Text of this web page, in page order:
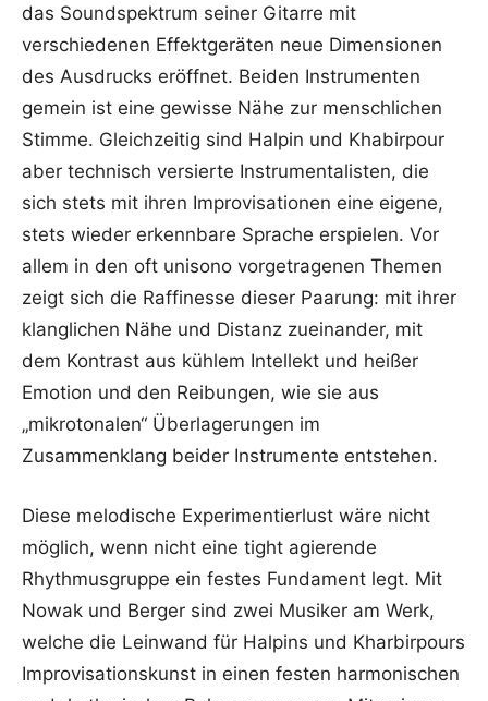
das Soundspektrum seiner Gitarre mit
verschiedenen Effektgeräten neue Dimensionen
des Ausdrucks eröffnet. Beiden Instrumenten
gemein ist eine gewisse Nähe zur menschlichen
Stimme. Gleichzeitig sind Halpin und Khabirpour
aber technisch versierte Instrumentalisten, die
sich stets mit ihren Improvisationen eine eigene,
stets wieder erkennbare Sprache erspielen. Vor
allem in den oft unisono vorgetragenen Themen
zeigt sich die Raffinesse dieser Paarung: mit ihrer
klanglichen Nähe und Distanz zueinander, mit
dem Kontrast aus kühlem Intellekt und heißer
Emotion und den Reibungen, wie sie aus
„mikrotonalen“ Überlagerungen im
Zusammenklang beider Instrumente entstehen.
Diese melodische Experimentierlust wäre nicht
möglich, wenn nicht eine tight agierende
Rhythmusgruppe ein festes Fundament legt. Mit
Nowak und Berger sind zwei Musiker am Werk,
welche die Leinwand für Halpins und Kharbirpours
Improvisationskunst in einen festen harmonischen